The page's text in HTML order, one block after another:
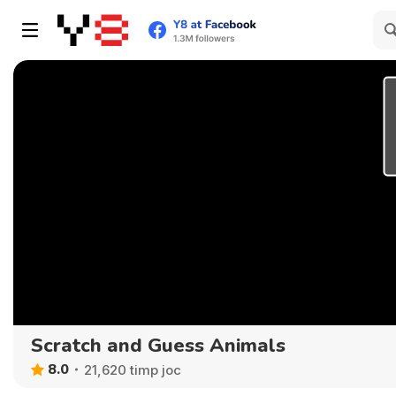
Scratch and Guess Animals
8.0 21,620 timp joc